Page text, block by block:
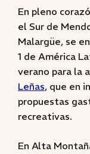
En pleno
el Sur de
Malargüe, se
1 de América
verano para la
Leñas, que en
propuestas
recreativas.
En Alta